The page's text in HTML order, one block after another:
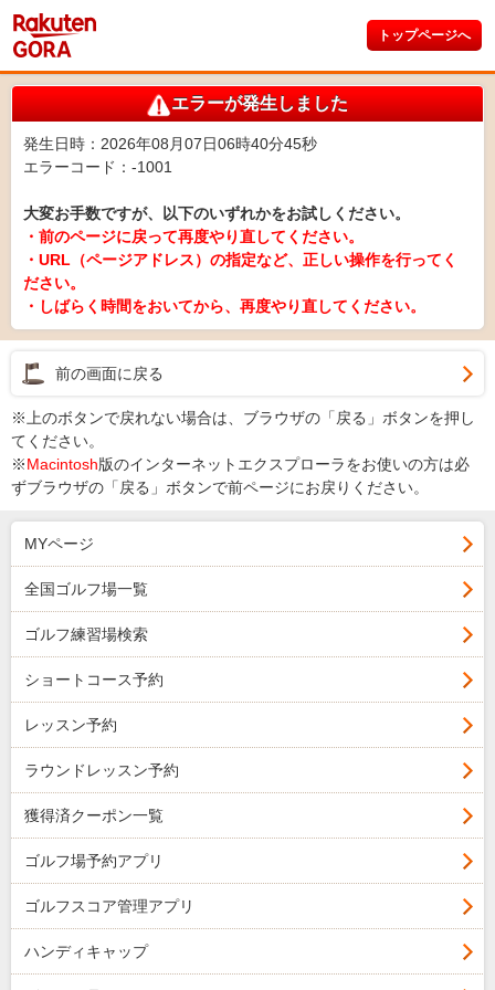
トップページへ
エラーが発生しました
発生日時：2026年08月07日06時40分45秒
エラーコード：-1001
大変お手数ですが、以下のいずれかをお試しください。
・前のページに戻って再度やり直してください。
・URL（ページアドレス）の指定など、正しい操作を行ってく
ださい。
・しばらく時間をおいてから、再度やり直してください。
前の画面に戻る
※上のボタンで戻れない場合は、ブラウザの「戻る」ボタンを押し
てください。
※Macintosh版のインターネットエクスプローラをお使いの方は必
ずブラウザの「戻る」ボタンで前ページにお戻りください。
MYページ
全国ゴルフ場一覧
ゴルフ練習場検索
ショートコース予約
レッスン予約
ラウンドレッスン予約
獲得済クーポン一覧
ゴルフ場予約アプリ
ゴルフスコア管理アプリ
ハンディキャップ